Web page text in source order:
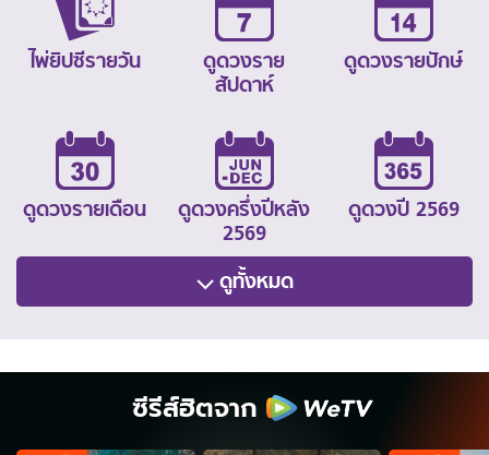
ไพ่ยิปซีรายวัน
ดูดวงราย
สัปดาห์
ดูดวงรายปักษ์
ดูดวงรายเดือน
ดูดวงครึ่งปีหลัง
2569
ดูดวงปี 2569
ดูทั้งหมด
ซีรีส์ฮิตจาก